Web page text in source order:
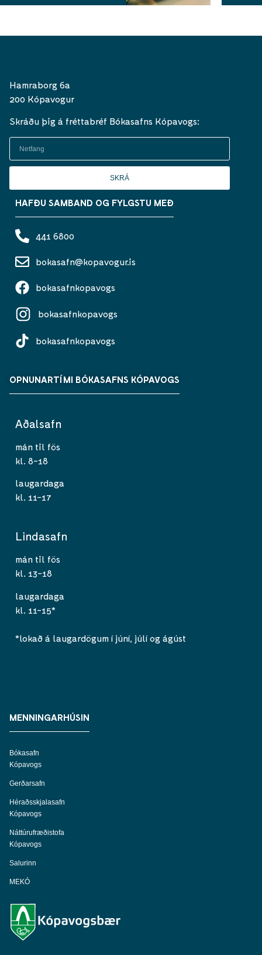
Hamraborg 6a
200 Kópavogur
Skráðu þig á fréttabréf Bókasafns Kópavogs:
SKRÁ
HAFÐU SAMBAND OG FYLGSTU MEÐ
441 6800
bokasafn@kopavogur.is
bokasafnkopavogs
bokasafnkopavogs
bokasafnkopavogs
OPNUNARTÍMI BÓKASAFNS KÓPAVOGS
Aðalsafn
mán til fös
kl. 8-18
laugardaga
kl. 11-17
Lindasafn
mán til fös
kl. 13-18
laugardaga
kl. 11-15*
*lokað á laugardögum í júní, júlí og ágúst
MENNINGARHÚSIN
Bókasafn
Kópavogs
Gerðarsafn
Héraðsskjalasafn
Kópavogs
Náttúrufræðistofa
Kópavogs
Salurinn
MEKÓ